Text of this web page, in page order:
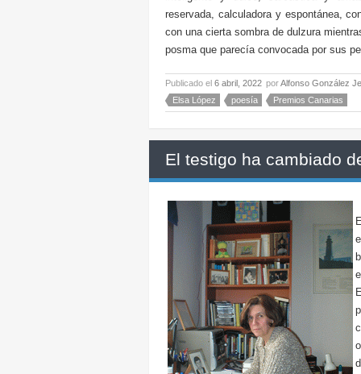
reservada, calculadora y espontánea,
con una cierta sombra de dulzura
posma que parecía convocada por sus
Publicado el 6 abril, 2022 porAlfonso González
Elsa López
poesía Premios Canarias
El testigo ha cambiado